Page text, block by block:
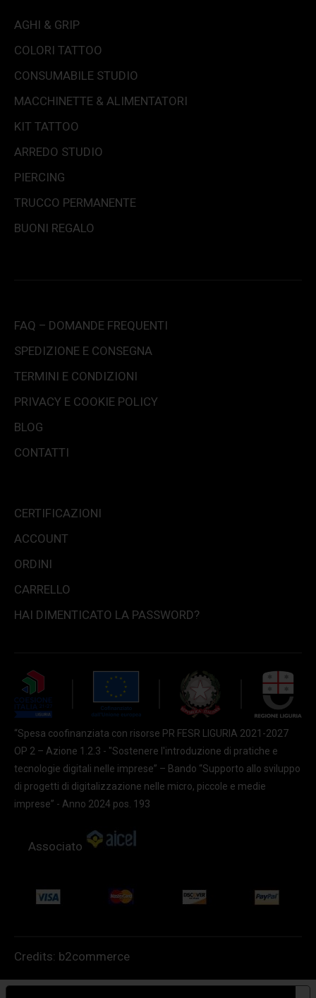
AGHI & GRIP
COLORI TATTOO
CONSUMABILE STUDIO
MACCHINETTE & ALIMENTATORI
KIT TATTOO
ARREDO STUDIO
PIERCING
TRUCCO PERMANENTE
BUONI REGALO
FAQ – DOMANDE FREQUENTI
SPEDIZIONE E CONSEGNA
TERMINI E CONDIZIONI
PRIVACY E COOKIE POLICY
BLOG
CONTATTI
CERTIFICAZIONI
ACCOUNT
ORDINI
CARRELLO
HAI DIMENTICATO LA PASSWORD?
“Spesa coofinanziata con risorse PR FESR LIGURIA 2021-2027
OP 2 – Azione 1.2.3 - "Sostenere l'introduzione di pratiche e
tecnologie digitali nelle imprese” – Bando “Supporto allo sviluppo
di progetti di digitalizzazione nelle micro, piccole e medie
imprese” - Anno 2024 pos. 193
Associato
Credits: b2commerce